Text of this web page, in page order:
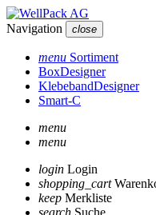
Navigation close
menu Sortiment
BoxDesigner
KlebebandDesigner
Smart-C
menu
menu
login Login
shopping_cart
keep Merkliste
search Suche